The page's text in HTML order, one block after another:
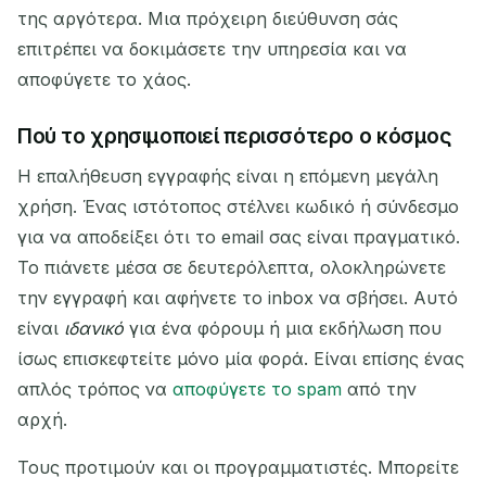
της αργότερα. Μια πρόχειρη διεύθυνση σάς
επιτρέπει να δοκιμάσετε την υπηρεσία και να
αποφύγετε το χάος.
Πού το χρησιμοποιεί περισσότερο ο κόσμος
Η επαλήθευση εγγραφής είναι η επόμενη μεγάλη
χρήση. Ένας ιστότοπος στέλνει κωδικό ή σύνδεσμο
για να αποδείξει ότι το email σας είναι πραγματικό.
Το πιάνετε μέσα σε δευτερόλεπτα, ολοκληρώνετε
την εγγραφή και αφήνετε το inbox να σβήσει. Αυτό
είναι ιδανικό για ένα φόρουμ ή μια εκδήλωση που
ίσως επισκεφτείτε μόνο μία φορά. Είναι επίσης ένας
απλός τρόπος να αποφύγετε το spam από την
αρχή.
Τους προτιμούν και οι προγραμματιστές. Μπορείτε